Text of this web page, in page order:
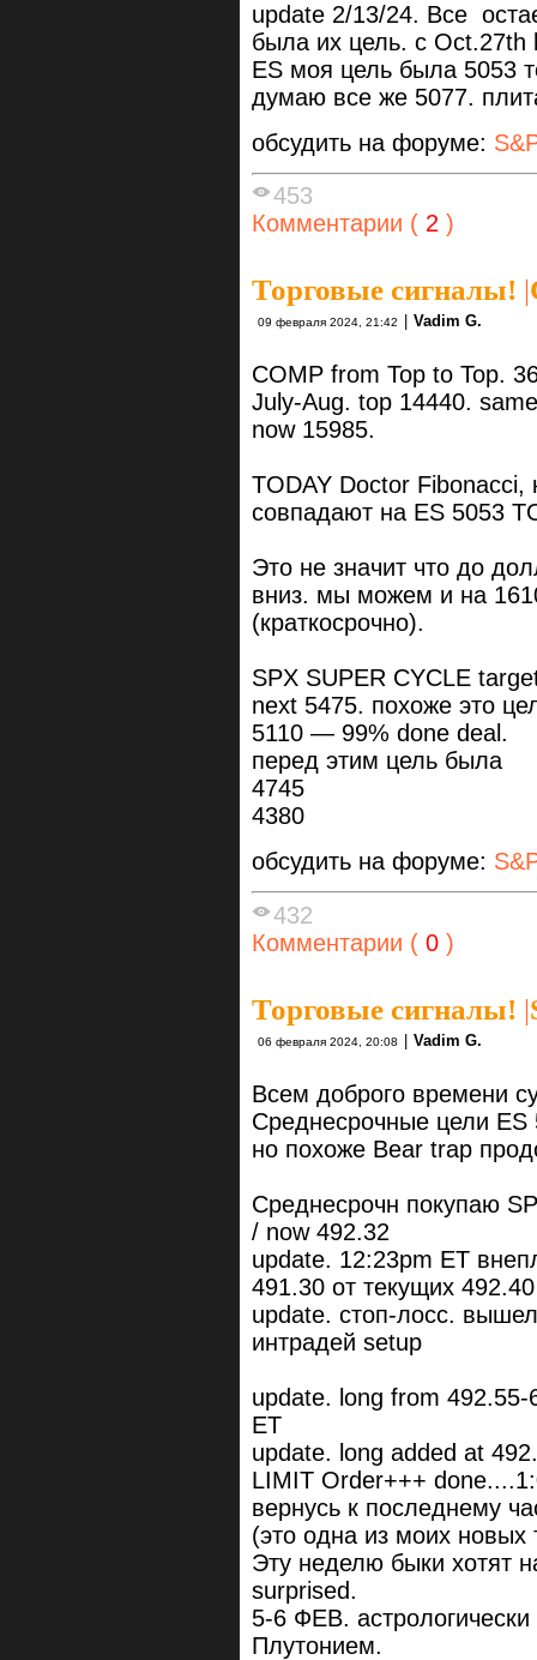
update 2/13/24. Все
была их цель. с Осt.27th
ES моя цель была 5053
думаю все же 5077.
обсудить на форуме:
453
Комментарии ( 2 )
Торговые сигналы! |
09 февраля 2024, 21:42 Vadim G.
COMP from Top to Top.
July-Aug. top 14440.
now 15985.
TODAY Doctor
совпадают на ES 5053
Это не значит что до
вниз. мы можем и на
(краткосрочно).
SPX SUPER CYCLE
next 5475. похоже это
5110 — 99% done deal.
перед этим цель была
4745
4380
обсудить на форуме:
432
Комментарии ( 0 )
Торговые сигналы! |
06 февраля 2024, 20:08 | Vadim G.
Всем доброго времени
Среднесрочные цели ES
но похоже Bear trap
Среднесрочн покупаю
/ now 492.32
update. 12:23pm ET
491.30 от текущих
update. стоп-лосс.
интрадей setup
update. long from
ET
update. long added at
LIMIT Order+++
вернусь к последнему
(это одна из моих
Эту неделю быки хотят
surprised.
5-6 ФЕВ.
Плутонием.